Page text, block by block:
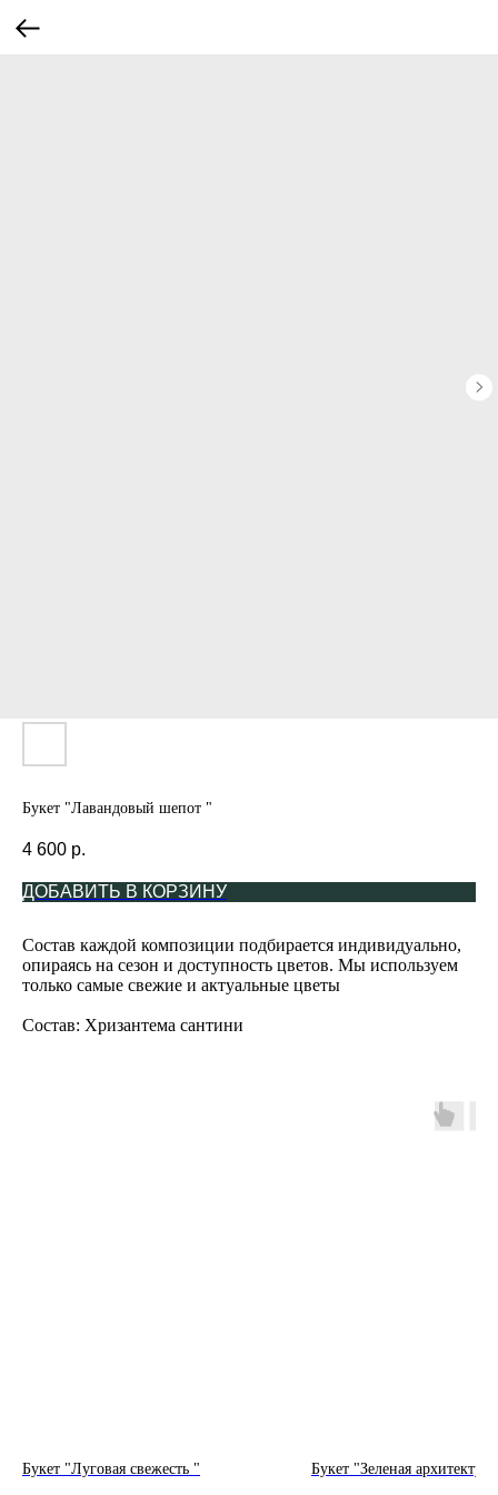
Букет "Лавандовый шепот "
4 600 р.
ДОБАВИТЬ В КОРЗИНУ
Состав каждой композиции подбирается индивидуально,
опираясь на сезон и доступность цветов. Мы используем
только самые свежие и актуальные цветы
Состав: Хризантема сантини
Букет "Луговая свежесть " Букет "Зеленая